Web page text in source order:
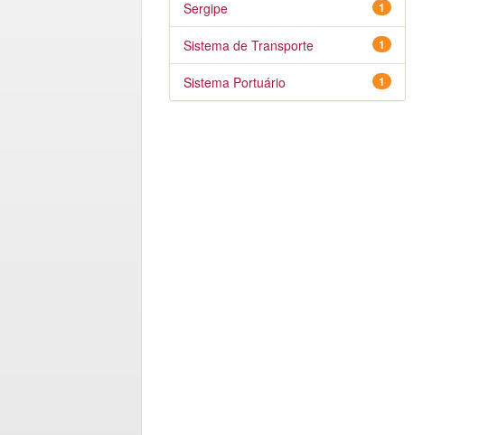
1
Sergipe
1
Sistema de Transporte
1
Sistema Portuário